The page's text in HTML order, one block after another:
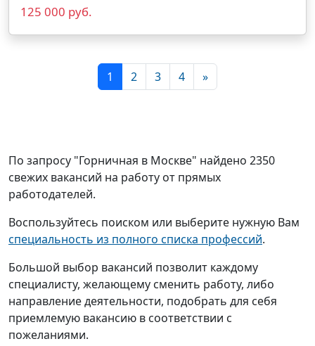
125 000 руб.
1 2 3 4 »
По запросу "Горничная в Москве" найдено 2350
свежих вакансий на работу от прямых
работодателей.
Воспользуйтесь поиском или выберите нужную Вам
специальность из полного списка профессий.
Большой выбор вакансий позволит каждому
специалисту, желающему сменить работу, либо
направление деятельности, подобрать для себя
приемлемую вакансию в соответствии с
пожеланиями.